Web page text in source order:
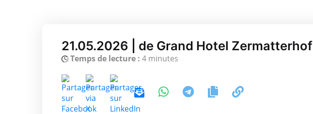
21.05.2026 | de Grand Hotel Zermatterhof
Temps de lecture : 4 minutes